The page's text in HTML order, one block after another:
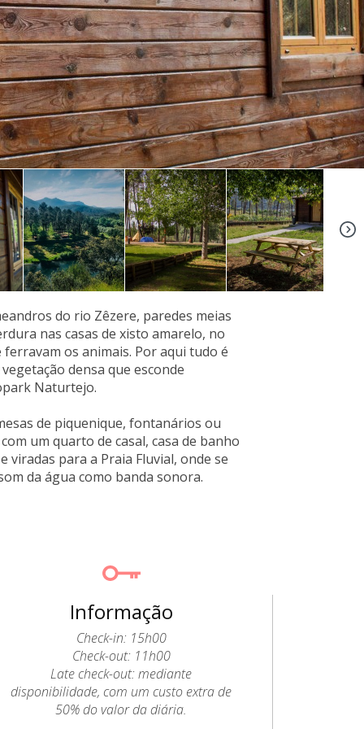
+4
do rio Zêzere, paredes meias
nas casas de xisto amarelo, no
os animais. Por aqui tudo é
densa que esconde
Naturtejo.
de piquenique, fontanários ou
um quarto de casal, casa de banho
viradas para a Praia Fluvial, onde se
da água como banda sonora.
Informação
Check-in: 15h00
Check-out: 11h00
Late check-out: mediante
disponibilidade, com um custo extra de
50% do valor da diária.